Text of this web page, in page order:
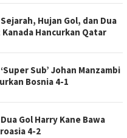
Hujan Gol, dan Dua
Hancurkan Qatar
Sub’ Johan Manzambi
Bosnia 4-1
Gol Harry Kane Bawa
4-2